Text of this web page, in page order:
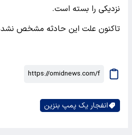
نزدیکی را بسته است.
تاکنون علت این حادثه مشخص
انفجار یک پمپ بنزین